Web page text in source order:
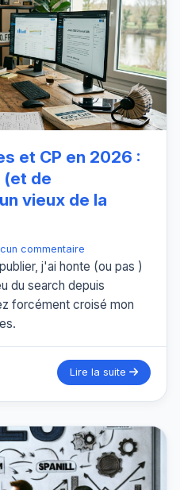
et CP en 2026 :
(et de
vieux de la
commentaire
j'ai honte (ou pas )
du search depuis
forcément croisé mon
Lire la suite